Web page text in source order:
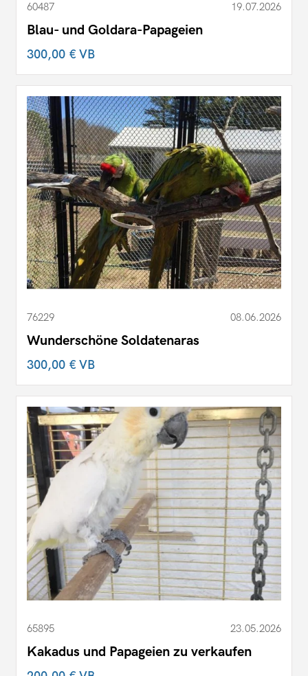
60487 19.07.2026
Blau- und Goldara-Papageien
300,00 €VB
76229 08.06.2026
Wunderschöne Soldatenaras
300,00 €VB
65895 23.05.2026
Kakadus und Papageien zu verkaufen